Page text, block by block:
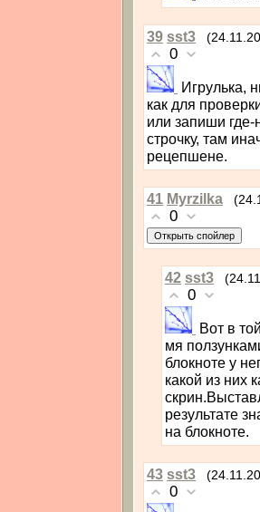
39 sst3
0
Игрулька,
как для
или запиши
строчку, там
рецепшене.
41 Myrzilka
0
42 sst3
0
Вот в
мя
блокноте у
какой из них
результате
на блокноте.
43 sst3
0